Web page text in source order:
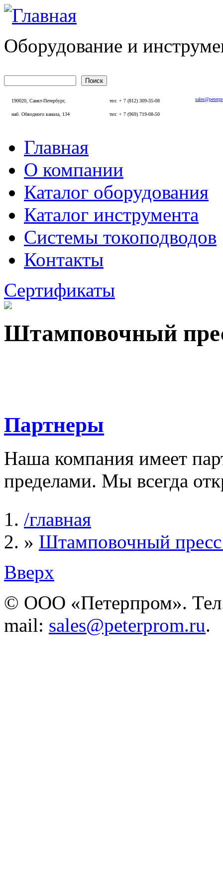
Перейти к основному содержанию
Оборудование и
Форма поиска
190020, Санкт-Петербург,
наб. Обводного канала, 134
тел: + 7 (812) 309-35-08
тел: + 7 (969) 719-08-50
Главное меню
Главная
О компании
Каталог оборудования
Каталог инструмента
Системы токоподводов
Контакты
Сертификаты
Штамповочный
Партнеры
Наша компания имеет
пределами. Мы всегда
Вы здесь
/главная
» Штамповочный
Вверх
© ООО «Петерпром».
mail: sales@peterprom.ru